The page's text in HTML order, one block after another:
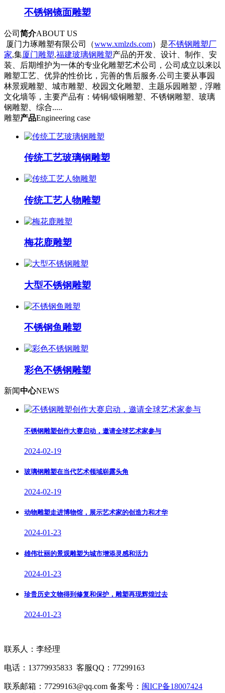
不锈钢镜面雕塑
公司 简介ABOUT US
厦门力琢雕塑有限公司（www.xmlzds.com）是不锈钢雕塑厂
家,集厦门雕塑,福建玻璃钢雕塑产品的开发、设计、制作、安
装、后期维护为一体的专业化雕塑艺术公司，公司成立以来以
雕塑工艺、优异的性价比，完善的售后服务.公司主要从事园
林景观雕塑、城市雕塑、校园文化雕塑、主题乐园雕塑，浮雕
文化墙等，主要产品有：铸铜/锻铜雕塑、不锈钢雕塑、玻璃
钢雕塑、综合.....
雕塑产品Engineering case
传统工艺玻璃钢雕塑
传统工艺人物雕塑
梅花鹿雕塑
大型不锈钢雕塑
不锈钢鱼雕塑
彩色不锈钢雕塑
新闻中心NEWS
不锈钢雕塑创作大赛启动，邀请全球艺术家参与
2024-02-19
玻璃钢雕塑在当代艺术领域崭露头角
2024-02-19
动物雕塑走进博物馆，展示艺术家的创造力和才华
2024-01-23
雄伟壮丽的景观雕塑为城市增添灵感和活力
2024-01-23
珍贵历史文物得到修复和保护，雕塑再现辉煌过去
2024-01-23
联系人：李经理
电话：13779935833 客服QQ：77299163
联系邮箱：77299163@qq.com 备案号： 闽ICP备18007424